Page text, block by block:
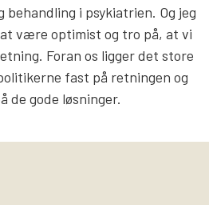
i psykiatrien. Og jeg
være optimist og tro på, at vi
Foran os ligger det store
fast på retningen og
de gode løsninger.